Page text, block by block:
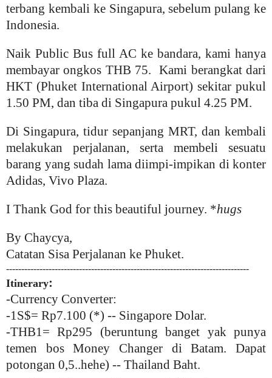
terbang kembali ke Singapura, sebelum pulang ke
Indonesia.
Naik Public Bus full AC ke bandara, kami hanya
membayar ongkos THB 75. Kami berangkat dari
HKT (Phuket International Airport) sekitar pukul
1.50 PM, dan tiba di Singapura pukul 4.25 PM.
Di Singapura, tidur sepanjang MRT, dan kembali
melakukan perjalanan, serta membeli sesuatu
barang yang sudah lama diimpi-impikan di konter
Adidas, Vivo Plaza.
I Thank God for this beautiful journey. *hugs
By Chaycya,
Catatan Sisa Perjalanan ke Phuket.
--------------------------------------------------------------------------------
Itinerary:
-Currency Converter:
-1S$= Rp7.100 (*) -- Singapore Dolar.
-THB1= Rp295 (beruntung banget yak punya
temen bos Money Changer di Batam. Dapat
potongan 0,5..hehe) -- Thailand Baht.